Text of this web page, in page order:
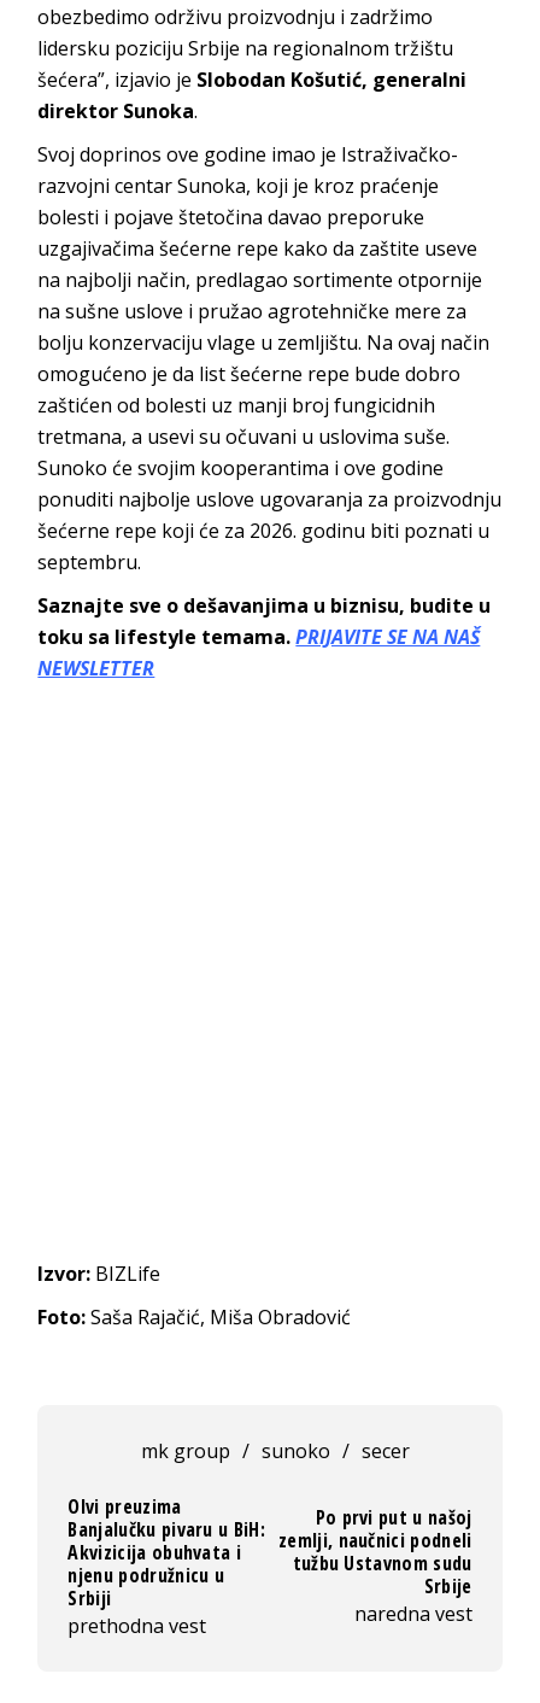
obezbedimo održivu proizvodnju i zadržimo
lidersku poziciju Srbije na regionalnom tržištu
šećera”, izjavio je Slobodan Košutić, generalni
direktor Sunoka.
Svoj doprinos ove godine imao je Istraživačko-
razvojni centar Sunoka, koji je kroz praćenje
bolesti i pojave štetočina davao preporuke
uzgajivačima šećerne repe kako da zaštite useve
na najbolji način, predlagao sortimente otpornije
na sušne uslove i pružao agrotehničke mere za
bolju konzervaciju vlage u zemljištu. Na ovaj način
omogućeno je da list šećerne repe bude dobro
zaštićen od bolesti uz manji broj fungicidnih
tretmana, a usevi su očuvani u uslovima suše.
Sunoko će svojim kooperantima i ove godine
ponuditi najbolje uslove ugovaranja za proizvodnju
šećerne repe koji će za 2026. godinu biti poznati u
septembru.
Saznajte sve o dešavanjima u biznisu, budite u
toku sa lifestyle temama.PRIJAVITE SE NA NAŠ
NEWSLETTER
Izvor: BIZLife
Foto:Saša Rajačić, Miša Obradović
mk group / sunoko / secer
Olvi preuzima
Banjalučku pivaru u BiH:
Akvizicija obuhvata i
njenu podružnicu u
Srbiji
prethodna vest
Po prvi put u našoj
zemlji, naučnici podneli
tužbu Ustavnom sudu
Srbije
naredna vest